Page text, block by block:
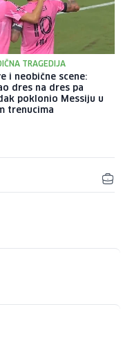
TRAGEDIJA
i neobične scene:
dres na dres pa
poklonio Messiju u
trenucima